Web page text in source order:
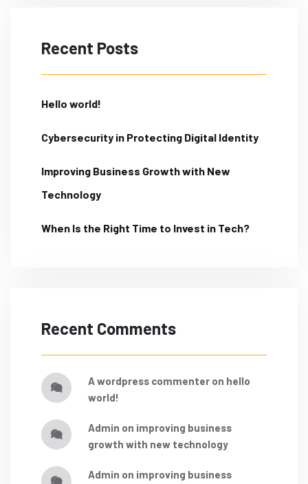
Recent Posts
Hello world!
Cybersecurity in Protecting Digital Identity
Improving Business Growth with New
Technology
When Is the Right Time to Invest in Tech?
Recent Comments
a wordpress commenter on hello
world!
admin on improving business
growth with new technology
admin on improving business